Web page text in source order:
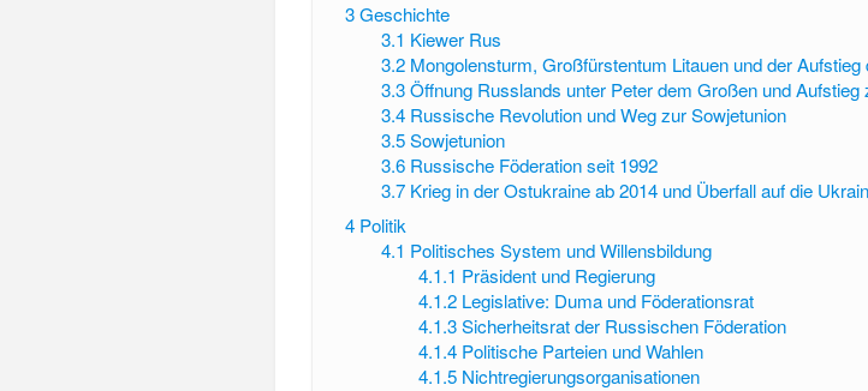
3Geschichte
3.1 Kiewer Rus
3.2 Mongolensturm, Großfürstentum Litauen und der
3.3 Öffnung Russlands unter Peter dem Großen und
3.4 Russische Revolution und Weg zur Sowjetunion
3.5 Sowjetunion
3.6 Russische Föderation seit 1992
3.7 Krieg in der Ostukraine ab 2014 und Überfall auf die
4 Politik
4.1 Politisches System und Willensbildung
4.1.1 Präsident und Regierung
4.1.2 Legislative: Duma und Föderationsrat
4.1.3 Sicherheitsrat der Russischen Föderation
4.1.4 Politische Parteien und Wahlen
4.1.5 Nichtregierungsorganisationen